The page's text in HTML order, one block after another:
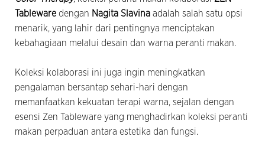
Tableware dengan Nagita Slavina adalah salah satu opsi
menarik, yang lahir dari pentingnya menciptakan
kebahagiaan melalui desain dan warna peranti makan.
Koleksi kolaborasi ini juga ingin meningkatkan
pengalaman bersantap sehari-hari dengan
memanfaatkan kekuatan terapi warna, sejalan dengan
esensi Zen Tableware yang menghadirkan koleksi peranti
makan perpaduan antara estetika dan fungsi.